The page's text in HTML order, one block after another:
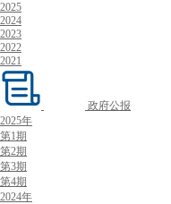
2025
2024
2023
2022
2021
政府公报
2025年
第1期
第2期
第3期
第4期
2024年